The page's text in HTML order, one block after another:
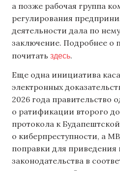
а позже рабочая группа
регулирования
деятельности дала по
заключение. Подробнее о
почитать здесь.
Еще одна инициатива
электронных
2026 года правительство
о ратификации второго
протокола к
о киберпреступности, а
поправки для приведения
законодательства в